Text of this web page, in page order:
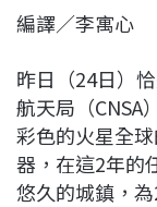
c
b
o
o
k
n
編譯／李寓心
昨日（24日）
航天局（CNSA
彩色的火星全
器，在這2年的
悠久的城鎮，